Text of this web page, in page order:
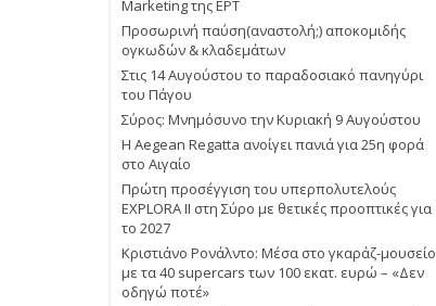
Marketing της ΕΡΤ
Προσωρινή παύση(αναστολή;) αποκομιδής
ογκωδών & κλαδεμάτων
Στις 14 Αυγούστου το παραδοσιακό πανηγύρι
του Πάγου
Σύρος: Μνημόσυνο την Κυριακή 9 Αυγούστου
Η Aegean Regatta ανοίγει πανιά για 25η φορά
στο Αιγαίο
Πρώτη προσέγγιση του υπερπολυτελούς
EXPLORA II στη Σύρο με θετικές προοπτικές για
το 2027
Κριστιάνο Ρονάλντο: Μέσα στο γκαράζ-μουσείο
με τα 40 supercars των 100 εκατ. ευρώ – «Δεν
οδηγώ ποτέ»